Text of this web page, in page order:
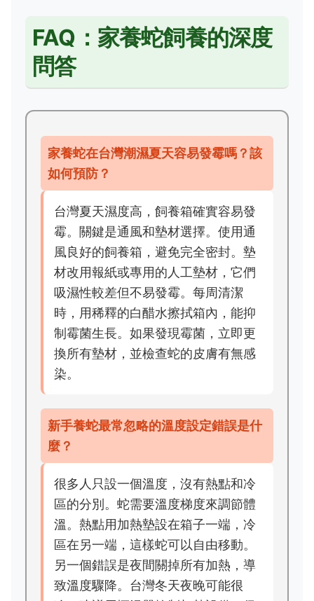
FAQ：家養蛇飼養的深度
問答
家養蛇在台灣潮濕夏天容易發霉嗎？該
如何預防？
台灣夏天濕度高，飼養箱確實容易發
霉。關鍵是通風和墊材選擇。使用通
風良好的飼養箱，避免完全密封。墊
材改用報紙或專用的人工墊材，它們
吸濕性較差但不易發霉。每周清潔
時，用稀釋的白醋水擦拭箱內，能抑
制霉菌生長。如果發現霉菌，立即更
換所有墊材，並檢查蛇的皮膚有無感
染。
新手養蛇最常忽略的溫度設定錯誤是什
麼？
很多人只設一個溫度，沒有熱點和冷
區的分別。蛇需要溫度梯度來調節體
溫。熱點用加熱墊設在箱子一端，冷
區在另一端，這樣蛇可以自由移動。
另一個錯誤是夜間關掉所有加熱，導
致溫度驟降。台灣冬天夜晚可能很